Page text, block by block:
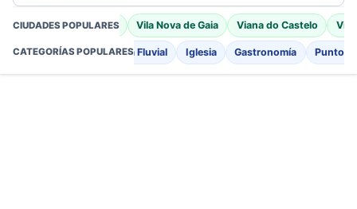
CIUDADES POPULARES
Braga Porto Moniz Vila Nova de Gaia Viana do Castelo Vila
CATEGORÍAS POPULARES
Fortificaciones Playa Fluvial Iglesia Gastronomía Punto